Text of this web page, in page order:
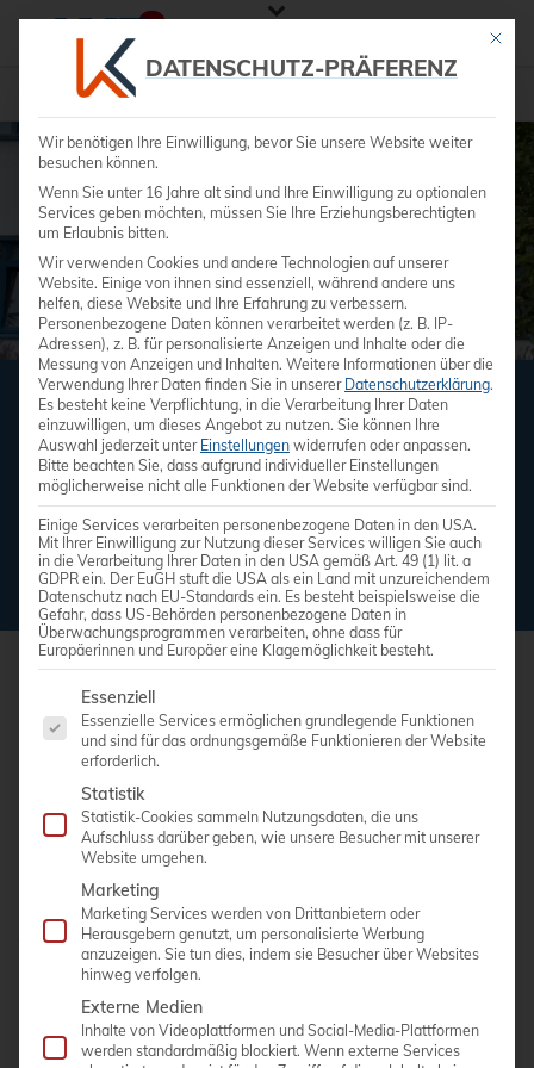
Veranstaltungen
FORTBILDUNGEN
Praxisorientierte Kurse mit wechselnden
Themen
FORTBILDUNGEN BEI AMT
Seit der Gründung des Unternehmens engagiert sich AMT
im Bereich der medizinischen Schulung und Fortbildung.
Wir fördern den Erwerb von Fachwissen und neuesten
Erkenntnissen in der Sonographie, an modernsten
Ultraschallgeräten.
Gemeinsam mit unseren Partnern veranstalten wir
Mit
DATENSCHUTZ-PRÄFERENZ
Wir benötigen Ihre Einwilligung, bevor Sie unsere Website weiter
besuchen können.
Wenn Sie unter 16 Jahre alt sind und Ihre Einwilligung zu optionalen
Services geben möchten, müssen Sie Ihre Erziehungsberechtigten
um Erlaubnis bitten.
Wir verwenden Cookies und andere Technologien auf unserer
Website. Einige von ihnen sind essenziell, während andere uns
helfen, diese Website und Ihre Erfahrung zu verbessern.
Personenbezogene Daten können verarbeitet werden (z. B. IP-
Adressen), z. B. für personalisierte Anzeigen und Inhalte oder die
Messung von Anzeigen und Inhalten. Weitere Informationen über die
Verwendung Ihrer Daten finden Sie in unserer Datenschutzerklärung.
Es besteht keine Verpflichtung, in die Verarbeitung Ihrer Daten
einzuwilligen, um dieses Angebot zu nutzen. Sie können Ihre
Auswahl jederzeit unter Einstellungen widerrufen oder anpassen.
Bitte beachten Sie, dass aufgrund individueller Einstellungen
möglicherweise nicht alle Funktionen der Website verfügbar sind.
Einige Services verarbeiten personenbezogene Daten in den USA.
Mit Ihrer Einwilligung zur Nutzung dieser Services willigen Sie auch
in die Verarbeitung Ihrer Daten in den USA gemäß Art. 49 (1) lit. a
GDPR ein. Der EuGH stuft die USA als ein Land mit unzureichendem
Datenschutz nach EU-Standards ein. Es besteht beispielsweise die
Gefahr, dass US-Behörden personenbezogene Daten in
Überwachungsprogrammen verarbeiten, ohne dass für
Europäerinnen und Europäer eine Klagemöglichkeit besteht.
Es folgt eine Liste der Service-Gruppen, für die eine
Essenziell
Essenzielle Services ermöglichen grundlegende Funktionen
und sind für das ordnungsgemäße Funktionieren der Website
erforderlich.
Statistik
Statistik-Cookies sammeln Nutzungsdaten, die uns
Aufschluss darüber geben, wie unsere Besucher mit unserer
Website umgehen.
Marketing
Marketing Services werden von Drittanbietern oder
Herausgebern genutzt, um personalisierte Werbung
anzuzeigen. Sie tun dies, indem sie Besucher über Websites
hinweg verfolgen.
Externe Medien
Inhalte von Videoplattformen und Social-Media-Plattformen
werden standardmäßig blockiert. Wenn externe Services